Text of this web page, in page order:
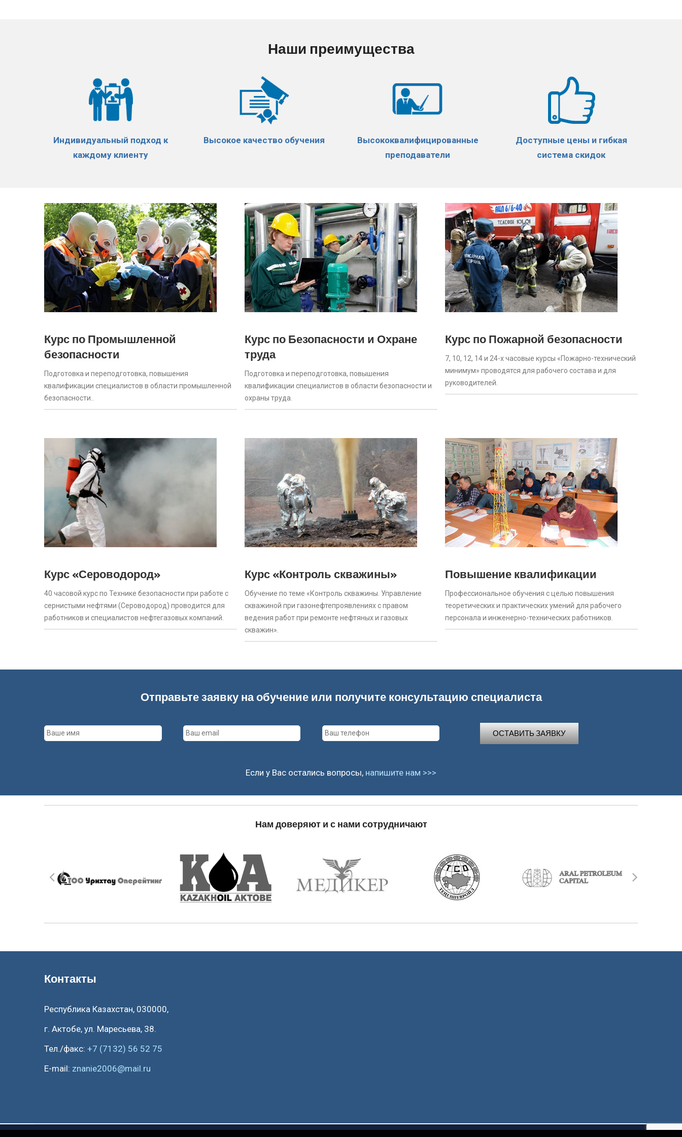
Наши преимущества
Индивидуальный подход к
каждому клиенту
Высокое качество обучения
Высококвалифицированные
преподаватели
Доступные цены и гибкая
система скидок
Курс по Промышленной
безопасности
Подготовка и переподготовка, повышения
квалификации специалистов в области промышленной
безопасности..
Курс по Безопасности и Охране
труда
Подготовка и переподготовка, повышения
квалификации специалистов в области безопасности и
охраны труда.
Курс по Пожарной безопасности
7, 10, 12, 14 и 24-х часовые курсы «Пожарно-технический
минимум» проводятся для рабочего состава и для
руководителей.
Курс «Сероводород»
40 часовой курс по Технике безопасности при работе с
сернистыми нефтями (Сероводород) проводится для
работников и специалистов нефтегазовых компаний.
Курс «Контроль скважины»
Обучение по теме «Контроль скважины. Управление
скважиной при газонефтепроявлениях с правом
ведения работ при ремонте нефтяных и газовых
скважин».
Повышение квалификации
Профессиональное обучения с целью повышения
теоретических и практических умений для рабочего
персонала и инженерно-технических работников.
Отправьте заявку на обучение или получите консультацию специалиста
Если у Вас остались вопросы, напишите нам >>>
Нам доверяют и с нами сотрудничают
Контакты
Республика Казахстан, 030000,
г. Актобе, ул. Маресьева, 38.
Тел./факс: +7 (7132) 56 52 75
E-mail: znanie2006@mail.ru